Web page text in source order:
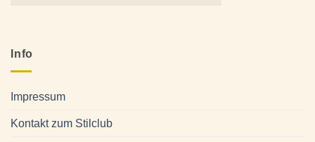
Info
Impressum
Kontakt zum Stilclub